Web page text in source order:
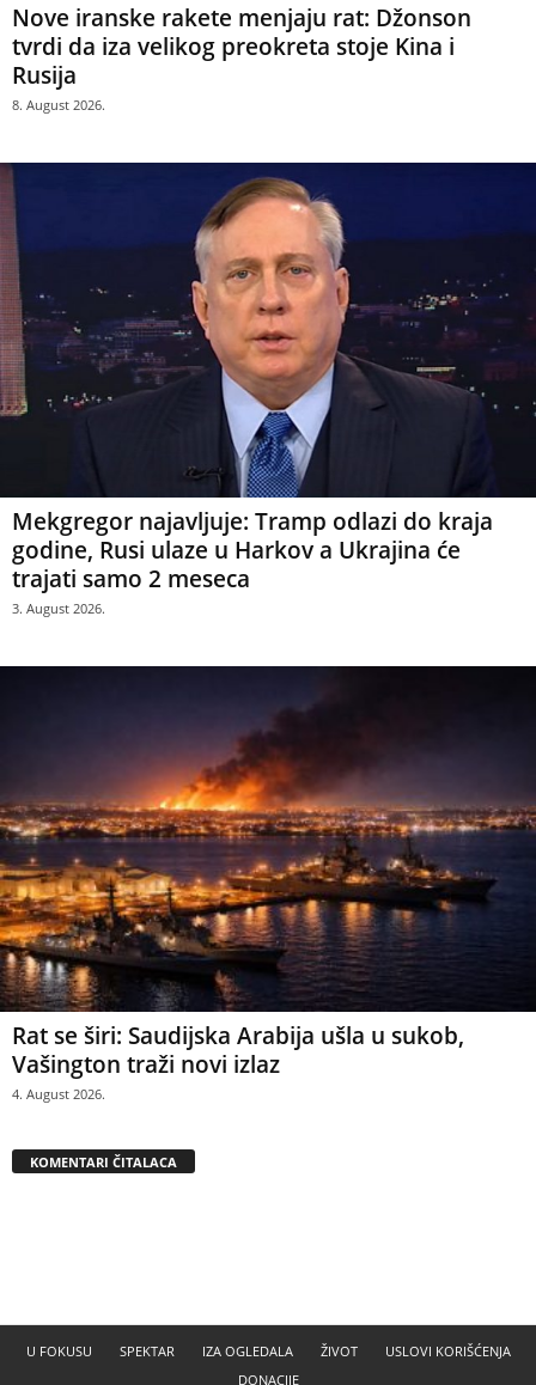
Nove iranske rakete menjaju rat: Džonson
tvrdi da iza velikog preokreta stoje Kina i
Rusija
8. August 2026.
Mekgregor najavljuje: Tramp odlazi do kraja
godine, Rusi ulaze u Harkov a Ukrajina će
trajati samo 2 meseca
3. August 2026.
Rat se širi: Saudijska Arabija ušla u sukob,
Vašington traži novi izlaz
4. August 2026.
KOMENTARI ČITALACA
U FOKUSU SPEKTAR IZA OGLEDALA ŽIVOT
USLOVI KORIŠĆENJA
DONACIJE